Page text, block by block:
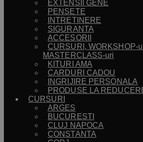
EXTENSII GENE
PENSETE
INTRETINERE
SIGURANTA
ACCESORII
CURSURI, WORKSHOP-
MASTERCLASS-uri
KITURI AMA
CARDURI CADOU
INGRIJIRE PERSONALA
PRODUSE LA
CURSURI
ARGES
BUCURESTI
CLUJ NAPOCA
CONSTANTA